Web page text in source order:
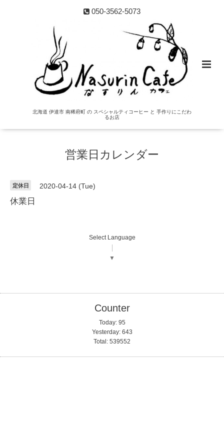
050-3562-5073
北海道 伊達市 南稀府町 の スペシャルティコーヒー と 手作りにこだわ
るお店
営業日カレンダー
定休日 2020-04-14 (Tue)
休業日
Select Language
▼
Counter
Today: 95
Yesterday: 643
Total: 539552